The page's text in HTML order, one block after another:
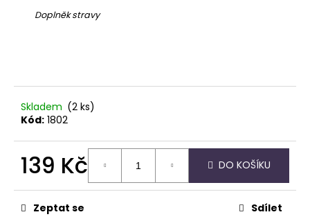
Doplněk stravy
Skladem (2 ks)
Kód: 1802
139 Kč
cena:
DO KOŠÍKU
Zeptat se Sdílet
e
APATIT
695